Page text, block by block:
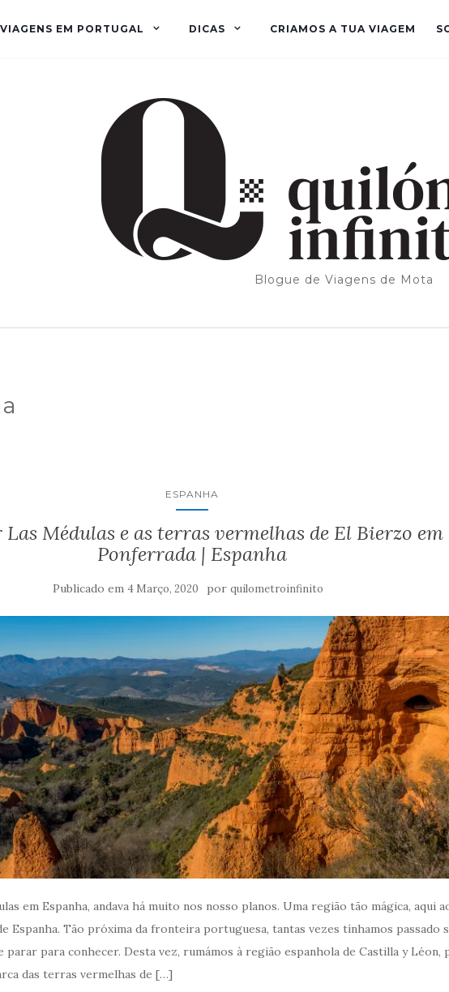
VIAGENS EM PORTUGAL DICAS CRIAMOS A TUA VIAGEM
Blogue de Viagens de Mota
ESPANHA
Médulas e as terras vermelhas de El Bierzo em
Ponferrada | Espanha
Publicado em4 Março, 2020 porquilometroinfinito
em Espanha, andava há muito nos nosso planos. Uma região tão mágica, aqui
Espanha. Tão próxima da fronteira portuguesa, tantas vezes tínhamos passado
parar para conhecer. Desta vez, rumámos à região espanhola de Castilla y Léon,
das terras vermelhas de […]